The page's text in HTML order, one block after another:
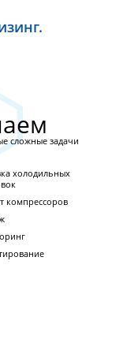
сложные задачи
холодильных
компрессоров